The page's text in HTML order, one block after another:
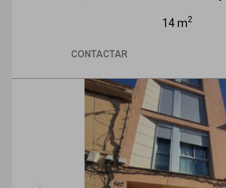
14 m2
CONTACTAR
Previous